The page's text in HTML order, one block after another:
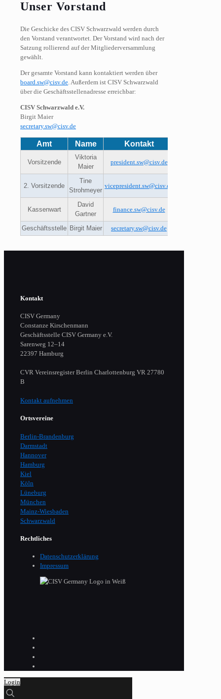
Unser Vorstand
Die Geschicke des CISV Schwarzwald werden durch
den Vorstand verantwortet. Der Vorstand wird nach der
Satzung rollierend auf der Mitgliederversammlung
gewählt.
Der gesamte Vorstand kann kontaktiert werden über
board.sw@cisv.de . Außerdem ist CISV Schwarzwald
über die Geschäftsstellenadresse erreichbar:
CISV Schwarzwald e.V.
Birgit Maier
secretary.sw@cisv.de
Amt Name Kontakt
Vorsitzende
Viktoria
Maier
president.sw@cisv.de
2. Vorsitzende
Tine
Strohmeyer
vicepresident.sw@cisv.de
Kassenwart
David
Gartner
finance.sw@cisv.de
Geschäftsstelle Birgit Maier secretary.sw@cisv.de
Kontakt
CISV Germany
Constanze Kirschenmann
Geschäftsstelle CISV Germany e.V.
Sarenweg 12–14
22397 Hamburg
CVR Vereinsregister Berlin Charlottenburg VR 27780
B
Kontakt aufnehmen
Ortsvereine
Berlin-Brandenburg
Darmstadt
Hannover
Hamburg
Kiel
Köln
Lüneburg
München
Mainz-Wiesbaden
Schwarzwald
Rechtliches
Datenschutzerklärung
Impressum
Login